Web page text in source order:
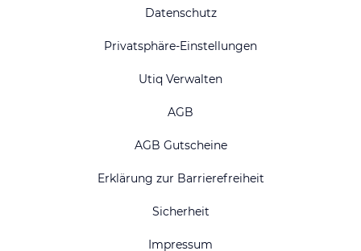
Datenschutz
Privatsphäre-Einstellungen
Utiq Verwalten
AGB
AGB Gutscheine
Erklärung zur Barrierefreiheit
Sicherheit
Impressum